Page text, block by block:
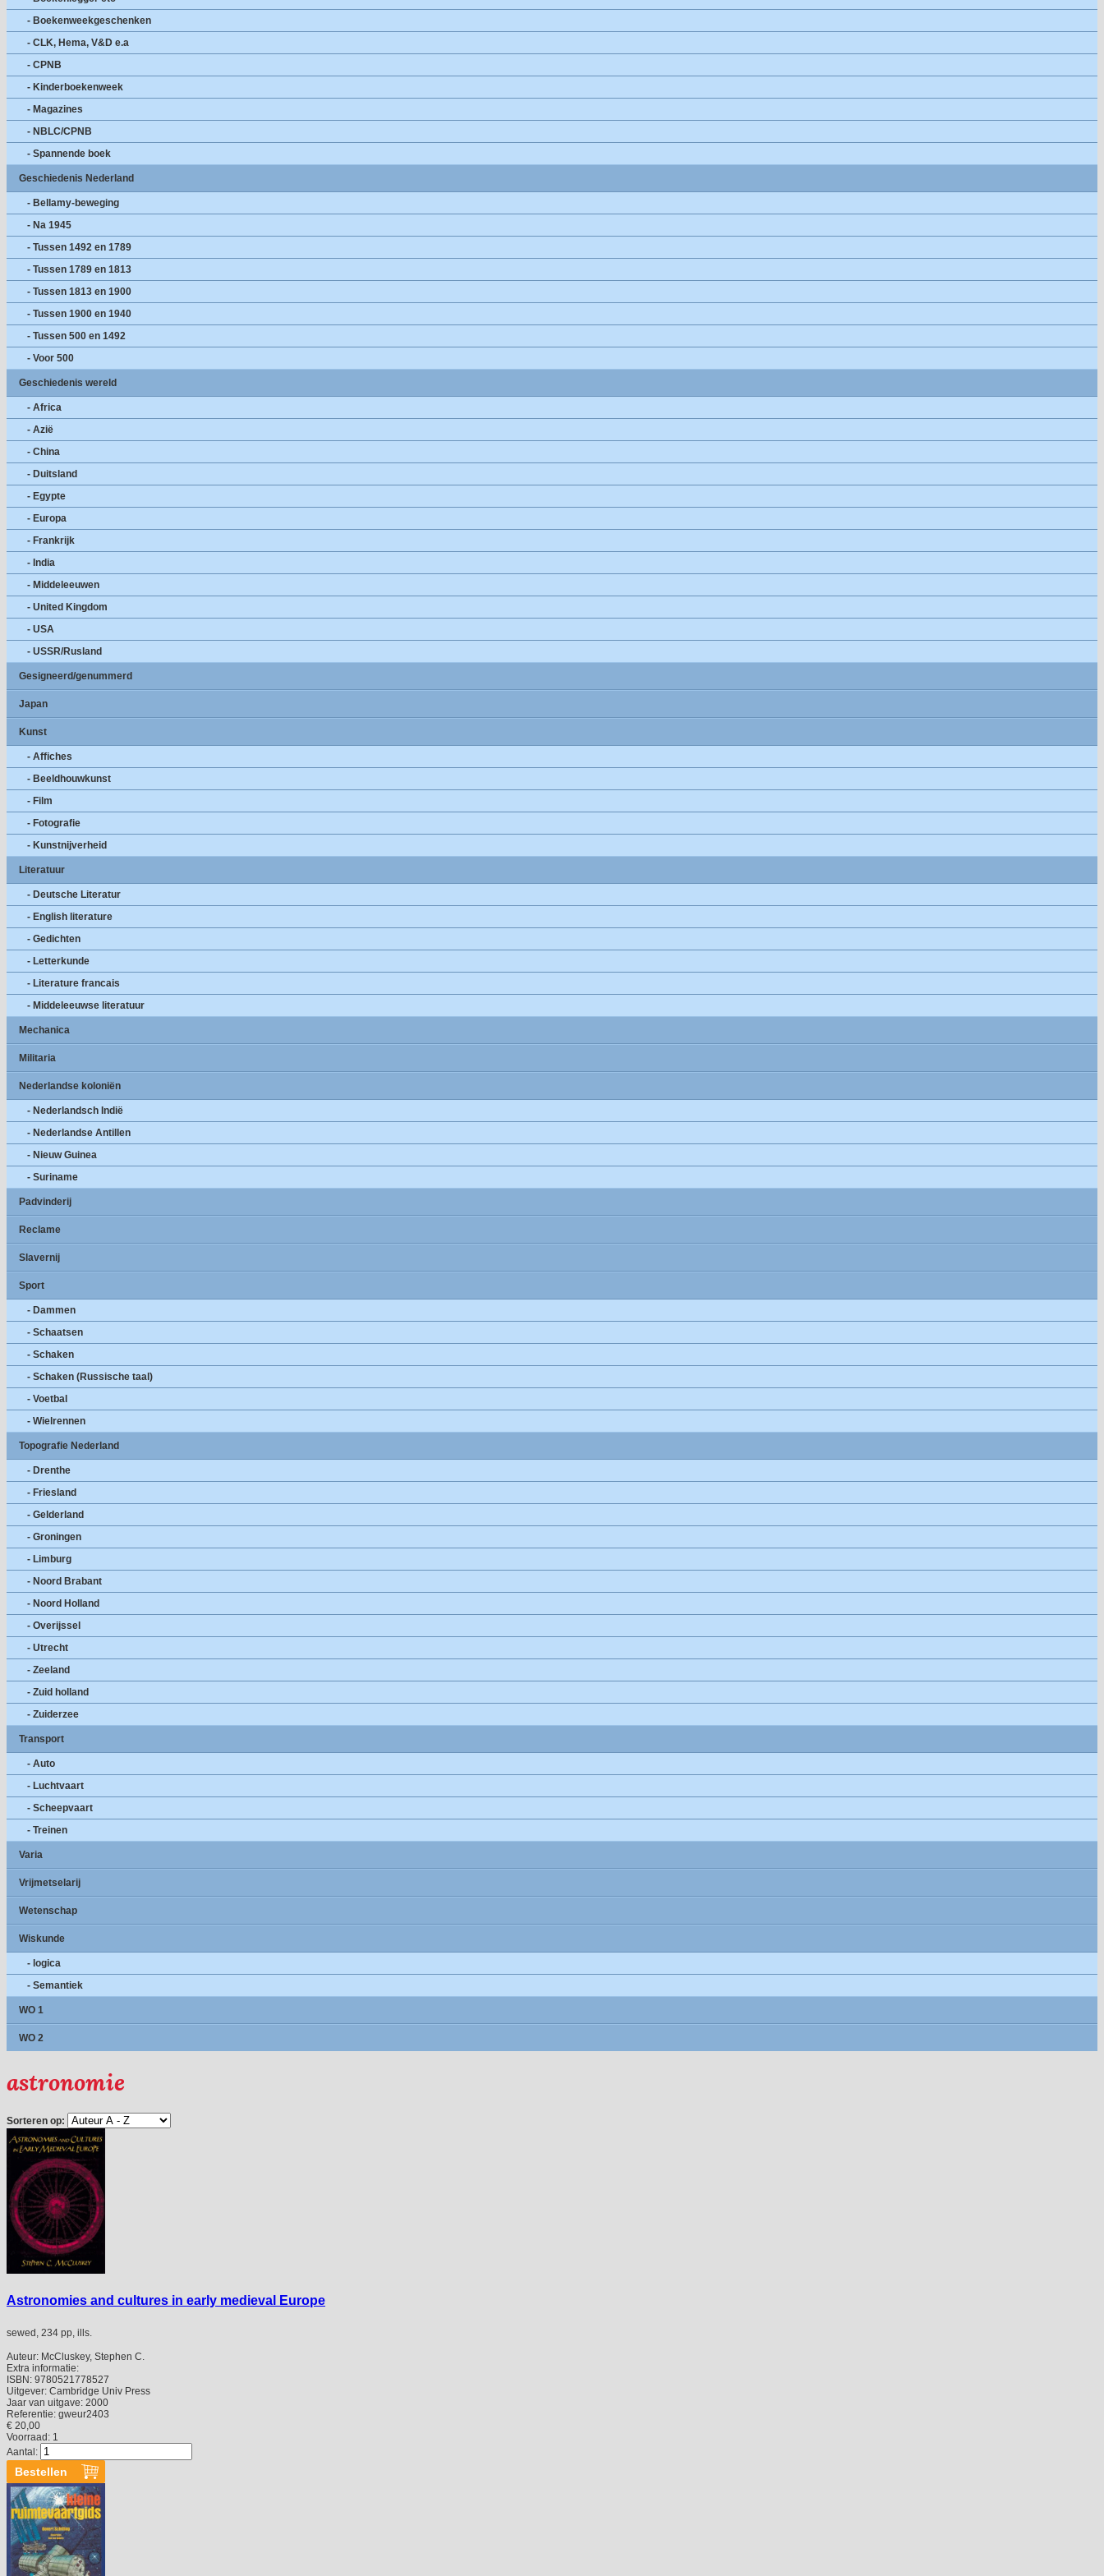
- Boekenweekgeschenken
- CLK, Hema, V&D e.a
- CPNB
- Kinderboekenweek
- Magazines
- NBLC/CPNB
- Spannende boek
Geschiedenis Nederland
- Bellamy-beweging
- Na 1945
- Tussen 1492 en 1789
- Tussen 1789 en 1813
- Tussen 1813 en 1900
- Tussen 1900 en 1940
- Tussen 500 en 1492
- Voor 500
Geschiedenis wereld
- Africa
- Azië
- China
- Duitsland
- Egypte
- Europa
- Frankrijk
- India
- Middeleeuwen
- United Kingdom
- USA
- USSR/Rusland
Gesigneerd/genummerd
Japan
Kunst
- Affiches
- Beeldhouwkunst
- Film
- Fotografie
- Kunstnijverheid
Literatuur
- Deutsche Literatur
- English literature
- Gedichten
- Letterkunde
- Literature francais
- Middeleeuwse literatuur
Mechanica
Militaria
Nederlandse koloniën
- Nederlandsch Indië
- Nederlandse Antillen
- Nieuw Guinea
- Suriname
Padvinderij
Reclame
Slavernij
Sport
- Dammen
- Schaatsen
- Schaken
- Schaken (Russische taal)
- Voetbal
- Wielrennen
Topografie Nederland
- Drenthe
- Friesland
- Gelderland
- Groningen
- Limburg
- Noord Brabant
- Noord Holland
- Overijssel
- Utrecht
- Zeeland
- Zuid holland
- Zuiderzee
Transport
- Auto
- Luchtvaart
- Scheepvaart
- Treinen
Varia
Vrijmetselarij
Wetenschap
Wiskunde
- logica
- Semantiek
WO 1
WO 2
astronomie
Sorteren op:
Astronomies and cultures in early medieval Europe
sewed, 234 pp, ills.
Auteur: McCluskey, Stephen C.
Extra informatie:
ISBN: 9780521778527
Uitgever: Cambridge Univ Press
Jaar van uitgave: 2000
Referentie: gweur2403
€ 20,00
Voorraad: 1
Aantal: